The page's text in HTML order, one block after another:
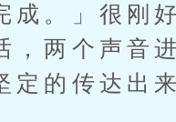
成。」很刚
，两个声音
的传达出来